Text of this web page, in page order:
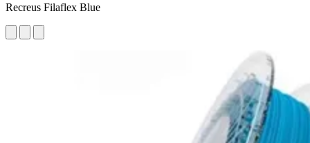
Recreus Filaflex Blue